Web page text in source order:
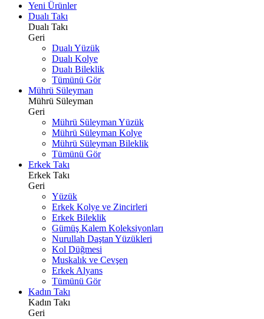
Yeni Ürünler
Dualı Takı
Dualı Takı
Geri
Dualı Yüzük
Dualı Kolye
Dualı Bileklik
Tümünü Gör
Mührü Süleyman
Mührü Süleyman
Geri
Mührü Süleyman Yüzük
Mührü Süleyman Kolye
Mührü Süleyman Bileklik
Tümünü Gör
Erkek Takı
Erkek Takı
Geri
Yüzük
Erkek Kolye ve Zincirleri
Erkek Bileklik
Gümüş Kalem Koleksiyonları
Nurullah Daştan Yüzükleri
Kol Düğmesi
Muskalık ve Cevşen
Erkek Alyans
Tümünü Gör
Kadın Takı
Kadın Takı
Geri